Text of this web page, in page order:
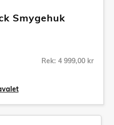
Smygehuk
Rek: 4 999,00 kr